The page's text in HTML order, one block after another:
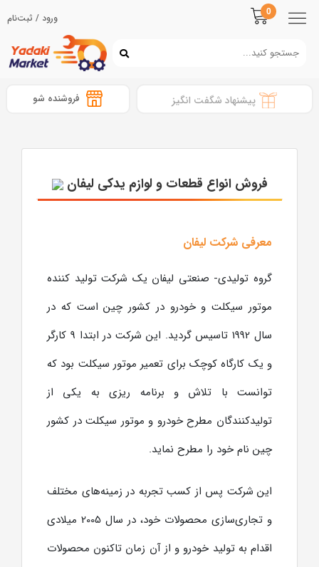
0 ورود / ثبت‌نام
پیشنهاد شگفت انگیز فروشنده شو
فروش انواع قطعات و لوازم یدکی لیفان
معرفی شرکت لیفان
گروه تولیدی- صنعتی لیفان یک شرکت تولید کننده
موتور سیکلت و خودرو در کشور چین است که در
سال 1992 تاسیس گردید. این شرکت در ابتدا 9 کارگر
و یک کارگاه کوچک برای تعمیر موتور سیکلت بود که
توانست با تلاش و برنامه ریزی به یکی از
تولیدکنندگان مطرح خودرو و موتور سیکلت در کشور
چین نام خود را مطرح نماید.
این شرکت پس از کسب تجربه در زمینه‌های مختلف
و تجاری‌سازی محصولات خود، در سال 2005 میلادی
اقدام به تولید خودرو و از آن زمان تاکنون محصولات